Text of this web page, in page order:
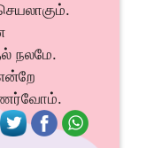
நலமே.